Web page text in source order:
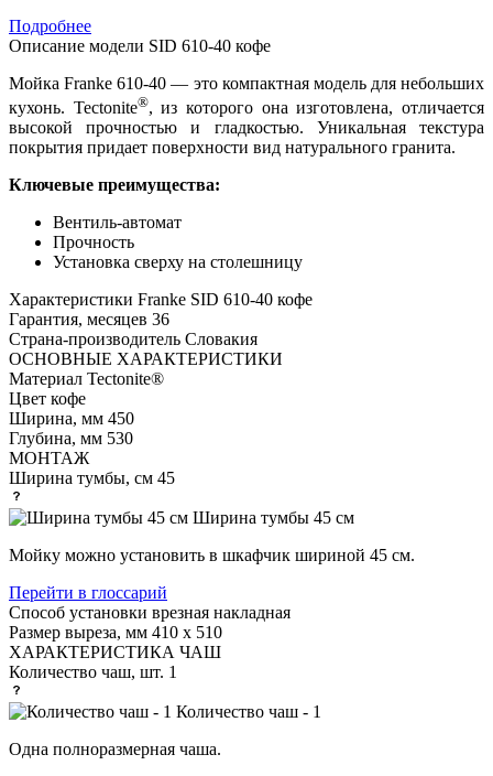
Подробнее
Описание модели SID 610-40 кофе
Мойка Franke 610-40 — это компактная модель для небольших
кухонь. Tectonite®, из которого она изготовлена, отличается
высокой прочностью и гладкостью. Уникальная текстура
покрытия придает поверхности вид натурального гранита.
Ключевые преимущества:
Вентиль-автомат
Прочность
Установка сверху на столешницу
Характеристики Franke SID 610-40 кофе
Гарантия, месяцев 36
Страна-производитель Словакия
ОСНОВНЫЕ ХАРАКТЕРИСТИКИ
Материал Tectonite®
Цвет кофе
Ширина, мм 450
Глубина, мм 530
МОНТАЖ
Ширина тумбы, см 45
Ширина тумбы 45 см
Мойку можно установить в шкафчик шириной 45 см.
Перейти в глоссарий
Способ установки врезная накладная
Размер выреза, мм 410 х 510
ХАРАКТЕРИСТИКА ЧАШ
Количество чаш, шт. 1
Количество чаш - 1
Одна полноразмерная чаша.